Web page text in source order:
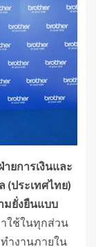
ยการเงินและ
(ประเทศไทย)
มยั่งยืนแบบ
าใช้ในทุกส่วน
ำงานภายใน